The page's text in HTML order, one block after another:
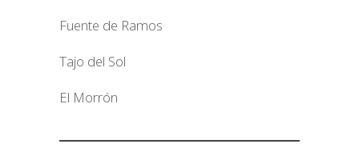
Fuente de Ramos
Tajo del Sol
El Morrón